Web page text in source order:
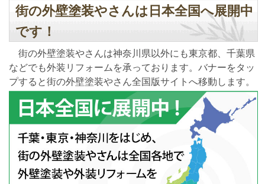
街の外壁塗装やさんは日本全国へ展開中
です！
街の外壁塗装やさんは神奈川県以外にも東京都、千葉県
などでも外装リフォームを承っております。バナーをタッ
プすると街の外壁塗装やさん全国版サイトへ移動します。